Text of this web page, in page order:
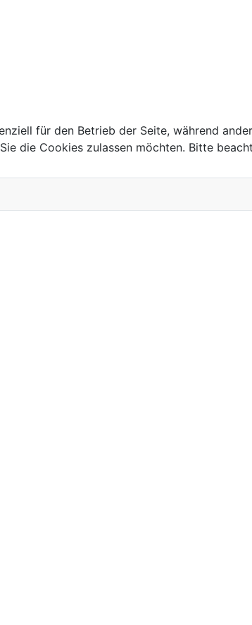
für den Betrieb der Seite, während
die Cookies zulassen möchten. Bitte